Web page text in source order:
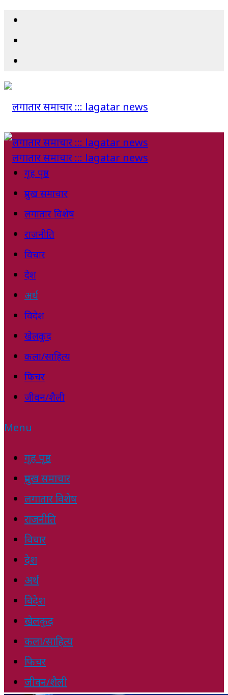
गृह पृष्ठ
प्रमुख समाचार
लगातार विशेष
राजनीति
विचार
देश
अर्थ
विदेश
खेलकुद
कला/साहित्य
फिचर
जीवन/शैली
Menu
गृह पृष्ठ
प्रमुख समाचार
लगातार विशेष
राजनीति
विचार
देश
अर्थ
विदेश
खेलकुद
कला/साहित्य
फिचर
जीवन/शैली